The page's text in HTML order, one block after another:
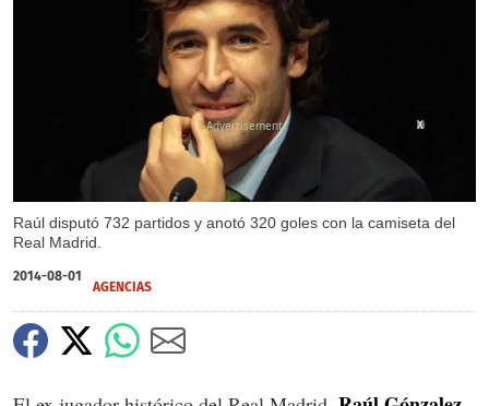
Raúl disputó 732 partidos y anotó 320 goles con la camiseta del
Real Madrid.
X
2014-08-01
AGENCIAS